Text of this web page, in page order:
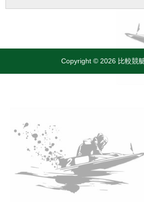
Copyright © 2026 比較競